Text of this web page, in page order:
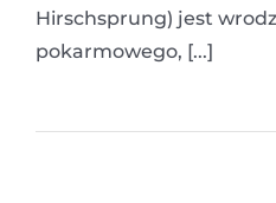
Hirschsprung) jest
pokarmowego, [...]